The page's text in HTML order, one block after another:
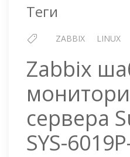
Теги
ZABBIX LINUX
Zabbix
сервера
SYS-